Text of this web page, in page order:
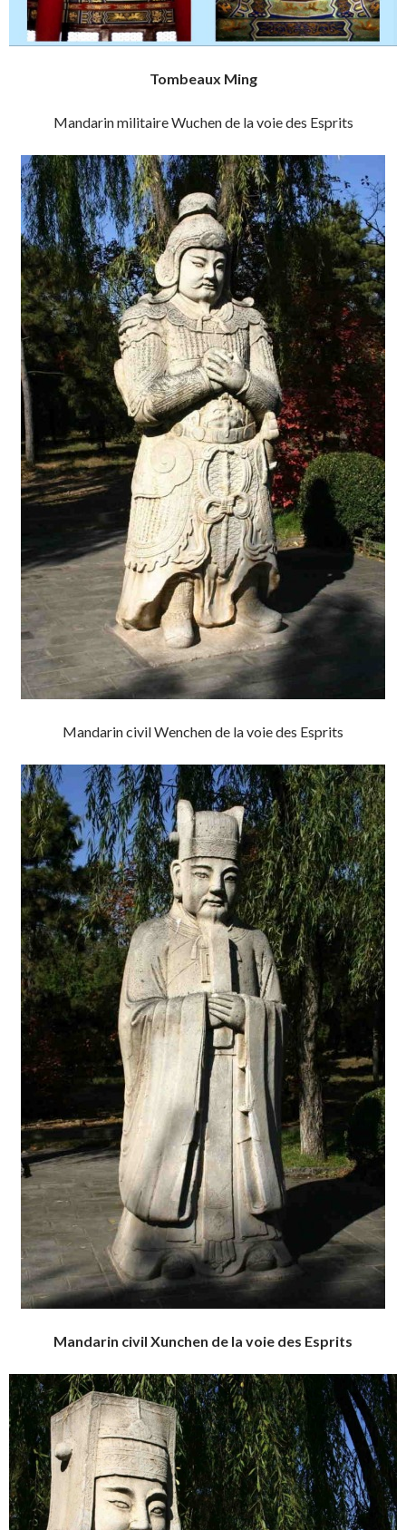
Tombeaux Ming
Mandarin militaire Wuchen de la voie des Esprits
Mandarin civil Wenchen de la voie des Esprits
Mandarin civil Xunchen de la voie des Esprits